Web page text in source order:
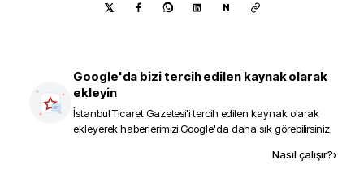
N
Google'da bizi tercih edilen kaynak olarak
ekleyin
İstanbul Ticaret Gazetesi'i tercih edilen kaynak olarak
ekleyerek haberlerimizi Google'da daha sık görebilirsiniz.
Nasıl çalışır?›